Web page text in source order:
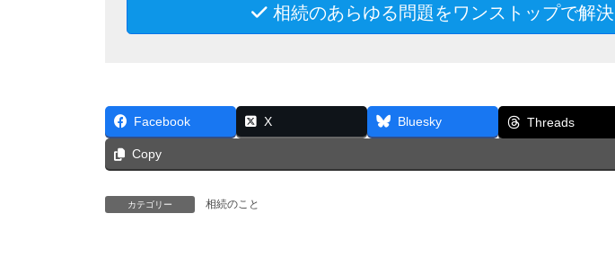
相続のあらゆる問題をワンストップで解決
Facebook X Bluesky Threads
Copy
カテゴリー 相続のこと